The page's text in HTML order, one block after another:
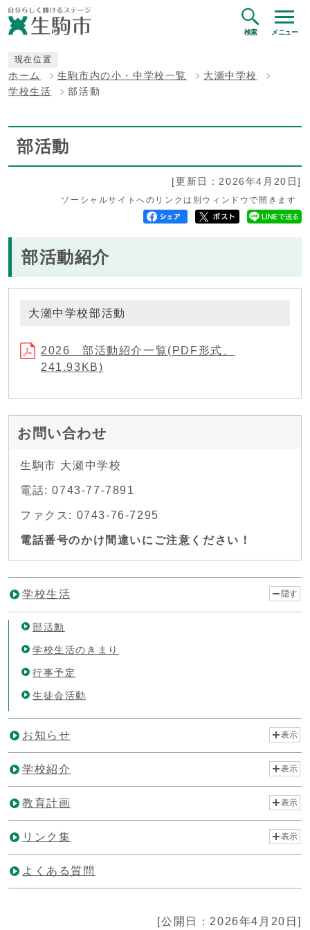
検索 メニュー
現在位置
ホーム 生駒市内の小・中学校一覧
大瀬中学校
学校生活
部活動
部活動
[更新日：2026年4月20日]
ソーシャルサイトへのリンクは別ウィンドウで開きます
部活動紹介
大瀬中学校部活動
2026 部活動紹介一覧(PDF形式、
241.93KB)
お問い合わせ
生駒市 大瀬中学校
電話: 0743-77-7891
ファクス: 0743-76-7295
電話番号のかけ間違いにご注意ください！
学校生活 隠す
部活動
学校生活のきまり
行事予定
生徒会活動
お知らせ 表示
学校紹介 表示
教育計画 表示
リンク集 表示
よくある質問
[公開日：2026年4月20日]